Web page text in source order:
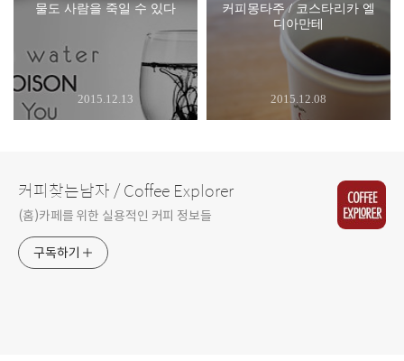
물도 사람을 죽일 수 있다
2015.12.13
커피몽타주 / 코스타리카 엘
디아만테
2015.12.08
커피찾는남자 / Coffee Explorer
(홈)카페를 위한 실용적인 커피 정보들
구독하기